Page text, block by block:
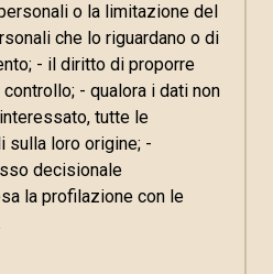
o la limitazione del
che lo riguardano o di
- il diritto di proporre
- qualora i dati non
tutte le
sulla loro origine; -
decisionale
la profilazione con le